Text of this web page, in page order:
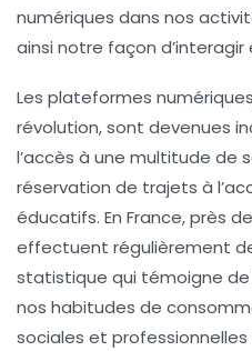
numériques dans nos
ainsi notre façon
Les plateformes numériques
révolution, sont devenues
l’accès à une multitude de
réservation de trajets à l’
éducatifs. En France, près
effectuent régulièrement
statistique qui témoigne de
nos habitudes de
sociales et